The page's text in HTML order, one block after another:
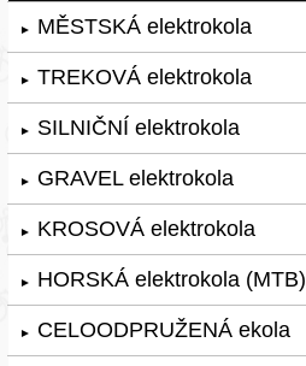
► MĚSTSKÁ elektrokola
► TREKOVÁ elektrokola
► SILNIČNÍ elektrokola
► GRAVEL elektrokola
► KROSOVÁ elektrokola
► HORSKÁ elektrokola (MTB)
► CELOODPRUŽENÁ ekola